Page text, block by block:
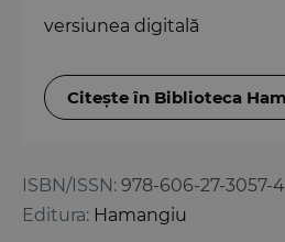
ISBN/ISSN: 978-606-27-3057-4
Editura: Hamangiu
versiunea digitală
Citește în Biblioteca